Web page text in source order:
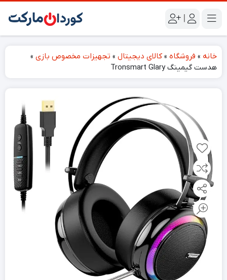
|
خانه » فروشگاه » کالای دیجیتال » تجهیزات مخصوص بازی »
هدست گیمینگ Tronsmart Glary